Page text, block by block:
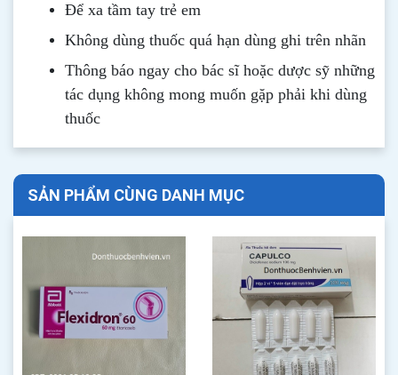
Để xa tầm tay trẻ em
Không dùng thuốc quá hạn dùng ghi trên nhãn
Thông báo ngay cho bác sĩ hoặc dược sỹ những
tác dụng không mong muốn gặp phải khi dùng
thuốc
SẢN PHẨM CÙNG DANH MỤC